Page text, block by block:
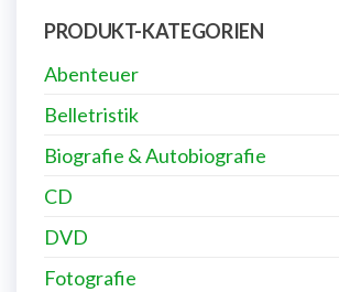
PRODUKT-KATEGORIEN
Abenteuer
Belletristik
Biografie & Autobiografie
CD
DVD
Fotografie